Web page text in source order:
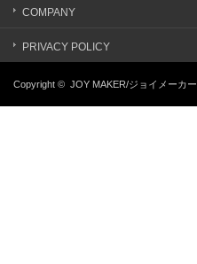
COMPANY
PRIVACY POLICY
Copyright © JOY MAKER/ジョイメーカー